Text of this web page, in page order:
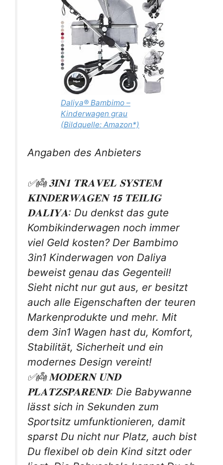
Daliya® Bambimo –
Kinderwagen grau
(Bildquelle: Amazon*)
Angaben des Anbieters
✅👼 𝟑𝐈𝐍𝟏 𝐓𝐑𝐀𝐕𝐄𝐋 𝐒𝐘𝐒𝐓𝐄𝐌
𝐊𝐈𝐍𝐃𝐄𝐑𝐖𝐀𝐆𝐄𝐍 𝟭𝟱 𝐓𝐄𝐈𝐋𝐈𝐆
𝐃𝐀𝐋𝐈𝐘𝐀: Du denkst das gute
Kombikinderwagen noch immer
viel Geld kosten? Der Bambimo
3in1 Kinderwagen von Daliya
beweist genau das Gegenteil!
Sieht nicht nur gut aus, er besitzt
auch alle Eigenschaften der teuren
Markenprodukte und mehr. Mit
dem 3in1 Wagen hast du, Komfort,
Stabilität, Sicherheit und ein
modernes Design vereint!
✅👼 𝐌𝐎𝐃𝐄𝐑𝐍 𝐔𝐍𝐃
𝐏𝐋𝐀𝐓𝐙𝐒𝐏𝐀𝐑𝐄𝐍𝐃: Die Babywanne
lässt sich in Sekunden zum
Sportsitz umfunktionieren, damit
sparst Du nicht nur Platz, auch bist
Du flexibel ob dein Kind sitzt oder